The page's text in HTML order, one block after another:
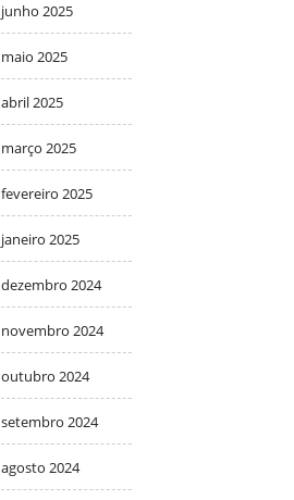
junho 2025
maio 2025
abril 2025
março 2025
fevereiro 2025
janeiro 2025
dezembro 2024
novembro 2024
outubro 2024
setembro 2024
agosto 2024